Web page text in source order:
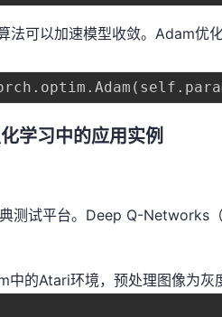
法可以加速模型收敛。Adam优
. optim .Adam ( self .
学习中的应用实例
测试平台。Deep Q-Networks
中的Atari环境，预处理图像为灰